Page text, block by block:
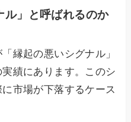
ル」と呼ばれるのか
縁起の悪いシグナル」
績にあります。このシ
市場が下落するケース